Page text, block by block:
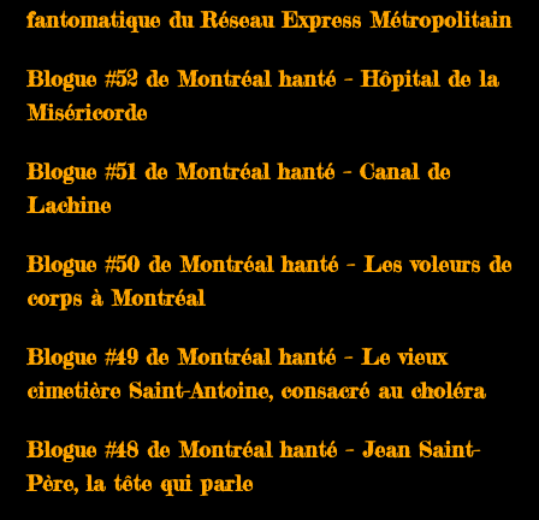
fantomatique du Réseau Express Métropolitain
Blogue #52 de Montréal hanté – Hôpital de la
Miséricorde
Blogue #51 de Montréal hanté – Canal de
Lachine
Blogue #50 de Montréal hanté – Les voleurs de
corps à Montréal
Blogue #49 de Montréal hanté – Le vieux
cimetière Saint-Antoine, consacré au choléra
Blogue #48 de Montréal hanté – Jean Saint-
Père, la tête qui parle